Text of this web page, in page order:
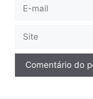
Site